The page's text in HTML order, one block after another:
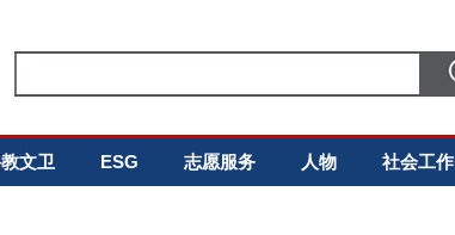
文卫 ESG 志愿服务 人物 社会工作